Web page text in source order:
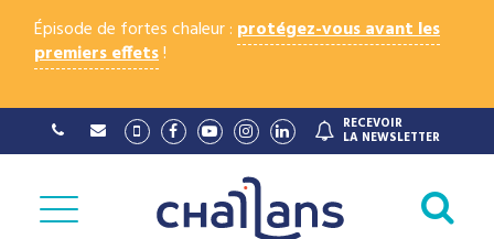
Épisode de fortes chaleur : protégez-vous avant les
premiers effets!
Lien
vers
Vimeo
Lien
vers
Facebook
Lien
vers
chaîne
Youtube
Lien
vers
compte
Instagram
Lien
vers
Linkedin
RECEVOIR
LA NEWSLETTER